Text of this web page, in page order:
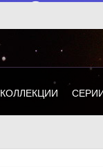
КОЛЛЕКЦИИ